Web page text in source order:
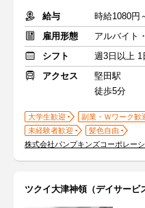
給与
雇用形態
アルバイト
シフト
週3日以上 1
アクセス
堅田駅
徒歩5分
大学生歓迎 副業・Ｗワーク歓
未経験者歓迎
髪色自由
株式会社パンプキンズコーポレー
ツクイ大津神領（デイサービ